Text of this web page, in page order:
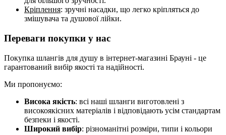
Кріплення: зручні насадки, що легко кріпляться до
змішувача та душової лійки.
Переваги покупки у нас
Покупка шлангів для душу в інтернет-магазині Брауні - це
гарантований вибір якості та надійності.
Ми пропонуємо:
Висока якість: всі наші шланги виготовлені з
високоякісних матеріалів і відповідають усім стандартам
безпеки і якості.
Широкий вибір: різноманітні розміри, типи і кольори